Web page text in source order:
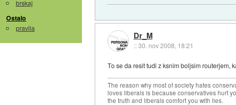
brskaj
Ostalo
pravila
Dr_M
::30. nov 2008, 18:21
To se da resit tudi z ksnim boljsim routerjem,
The reason why most of society hates
loves liberals is because conservatives hurt
the truth and liberals comfort you with lies.